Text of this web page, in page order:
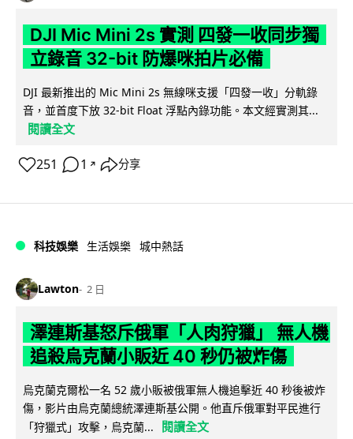
DJI Mic Mini 2s 實測 四發一收同步獨
立錄音 32-bit 防爆咪拍片必備
DJI 最新推出的 Mic Mini 2s 無線咪支援「四發一收」分軌錄
音，並首度下放 32-bit Float 浮點內錄功能。本文經實測其...
閱讀全文
251 1 ↗ 分享
科技娛樂 生活娛樂 城中熱話
Lawton 2 日
澤連斯基怒斥俄軍「人肉狩獵」 無人機
追殺烏克蘭小販近 40 秒仍被炸傷
烏克蘭克爾松一名 52 歲小販被俄軍無人機追擊近 40 秒後被炸
傷，影片由烏克蘭總統澤連斯基公開。他直斥俄軍對平民進行
「狩獵式」攻擊，烏克蘭...
閱讀全文